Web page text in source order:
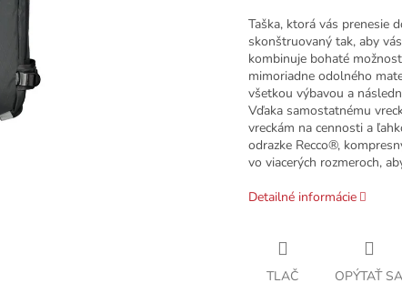
Taška, ktorá vás prenesie
skonštruovaný tak, aby
kombinuje bohaté
mimoriadne odolného
všetkou výbavou a
Vďaka samostatnému
vreckám na cennosti a
odrazke Recco®,
vo viacerých rozmeroch,
Detailné informácie
TLAČ OPÝTAŤ SA